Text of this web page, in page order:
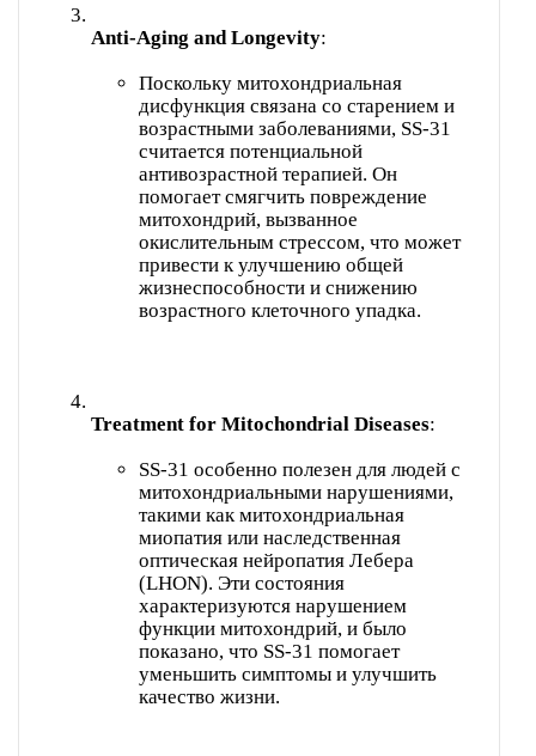
Anti-Aging and Longevity
Поскольку митохондриальная
дисфункция связана со старением и
возрастными заболеваниями, SS-31
считается потенциальной
антивозрастной терапией. Он
помогает смягчить повреждение
митохондрий, вызванное
окислительным стрессом, что может
привести к улучшению общей
жизнеспособности и снижению
возрастного клеточного упадка.
Treatment for Mitochondrial Diseases
SS-31 особенно полезен для людей с
митохондриальными нарушениями,
такими как митохондриальная
миопатия или наследственная
оптическая нейропатия Лебера
(LHON). Эти состояния
характеризуются нарушением
функции митохондрий, и было
показано, что SS-31 помогает
уменьшить симптомы и улучшить
качество жизни.